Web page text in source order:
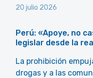
20 julio 2026
Perú: «Apoye, no
legislar desde la
La prohibición
drogas y a las